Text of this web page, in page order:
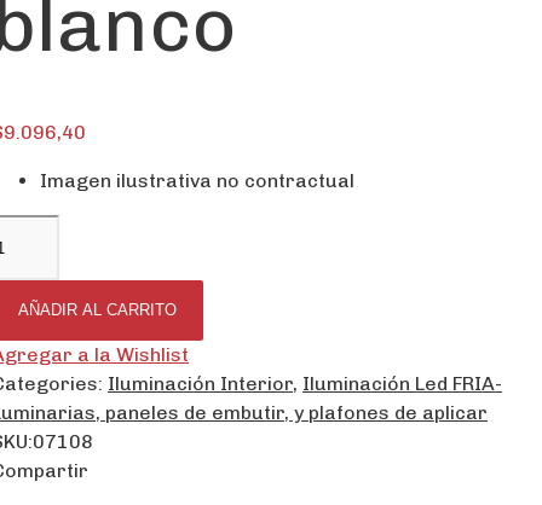
9.096,40
Imagen ilustrativa no contractual
AÑADIR AL CARRITO
a la Wishlist
Iluminación Interior, Iluminación Led FRIA-
paneles de embutir, y plafones de aplicar
07108